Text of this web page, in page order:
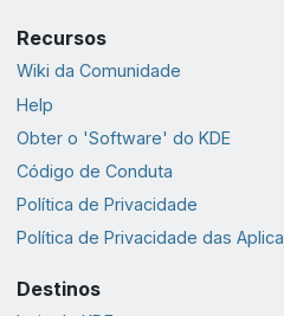
Recursos
Wiki da Comunidade
Help
Obter o 'Software' do KDE
Código de Conduta
Política de Privacidade
Política de Privacidade das
Destinos